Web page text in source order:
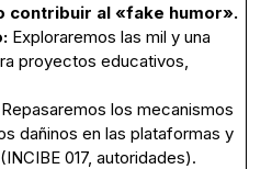
contribuir al «fake humor».
Exploraremos las mil y una
proyectos educativos,
los mecanismos
dañinos en las plataformas y
017, autoridades).